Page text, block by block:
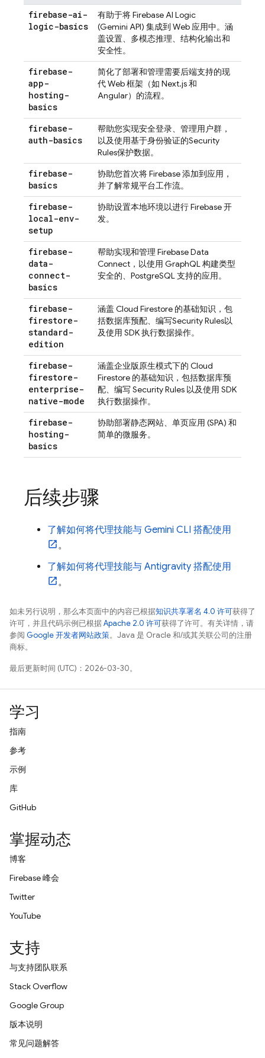
firebase-ai-
logic-basics
有助于将Firebase AI Logic
(Gemini API) 集成到 Web 应用中。涵
盖设置、多模态推理、结构化输出和
安全性。
firebase-
app-
hosting-
basics
简化了部署和管理需要后端支持的现
代 Web 框架（如 Next.js 和
Angular）的流程。
firebase-
auth-basics
帮助您实现安全登录、管理用户群，
以及使用基于身份验证的Security
Rules保护数据。
firebase-
basics
协助您首次将 Firebase 添加到应用，
并了解常规平台工作流。
firebase-
local-env-
setup
协助设置本地环境以进行 Firebase 开
发。
firebase-
data-
connect-
basics
帮助实现和管理 Firebase Data
Connect ，以使用 GraphQL 构建类型
安全的、PostgreSQL 支持的应用。
firebase-
firestore-
standard-
edition
涵盖 Cloud Firestore 的基础知识，包
括数据库预配、编写Security Rules以
及使用 SDK 执行数据操作。
firebase-
firestore-
enterprise-
native-mode
涵盖企业版原生模式下的 Cloud
Firestore 的基础知识，包括数据库预
配、编写 Security Rules 以及使用 SDK
执行数据操作。
firebase-
hosting-
basics
协助部署静态网站、单页应用 (SPA) 和
简单的微服务。
后续步骤
了解如何将代理技能与 Gemini CLI 搭配使用
。
了解如何将代理技能与 Antigravity 搭配使用
。
如未另行说明，那么本页面中的内容已根据知识共享署名 4.0 许可获得了
许可，并且代码示例已根据Apache 2.0 许可获得了许可。有关详情，请
参阅 Google 开发者网站政策。Java 是 Oracle 和/或其关联公司的注册
商标。
最后更新时间 (UTC)：2026-03-30。
学习
指南
参考
示例
库
GitHub
掌握动态
博客
Firebase 峰会
Twitter
YouTube
支持
与支持团队联系
Stack Overflow
Google Group
版本说明
常见问题解答